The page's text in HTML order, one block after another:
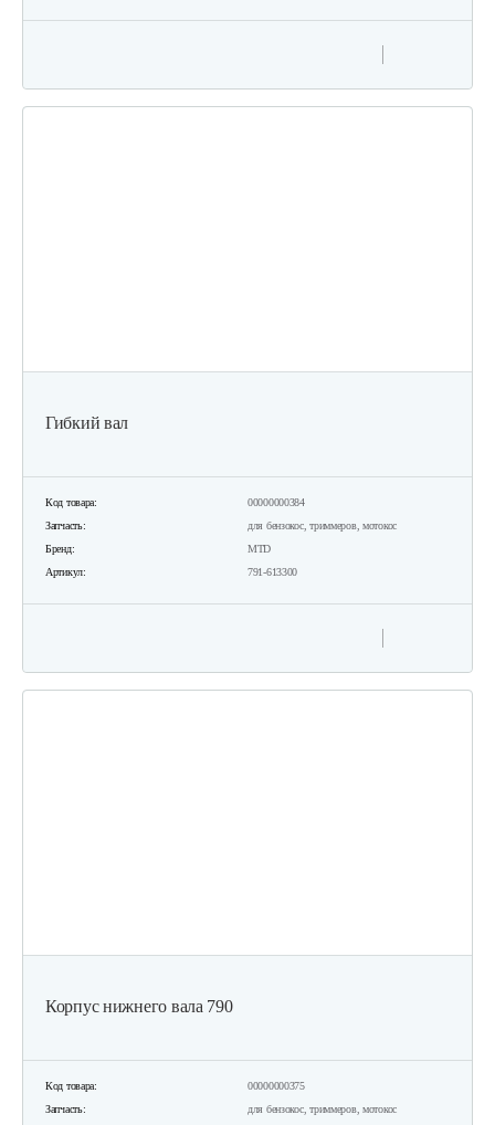
Гибкий вал
Код товара:
00000000384
Запчасть:
для бензокос, триммеров, мотокос
Бренд:
MTD
Артикул:
791-613300
Корпус нижнего вала 790
Код товара:
00000000375
Запчасть:
для бензокос, триммеров, мотокос